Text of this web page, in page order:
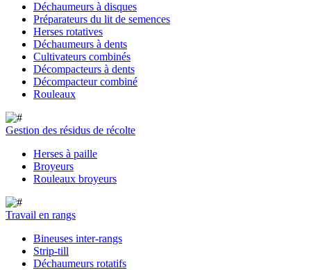
Déchaumeurs à disques
Préparateurs du lit de semences
Herses rotatives
Déchaumeurs à dents
Cultivateurs combinés
Décompacteurs à dents
Décompacteur combiné
Rouleaux
Gestion des résidus de récolte
Herses à paille
Broyeurs
Rouleaux broyeurs
Travail en rangs
Bineuses inter-rangs
Strip-till
Déchaumeurs rotatifs